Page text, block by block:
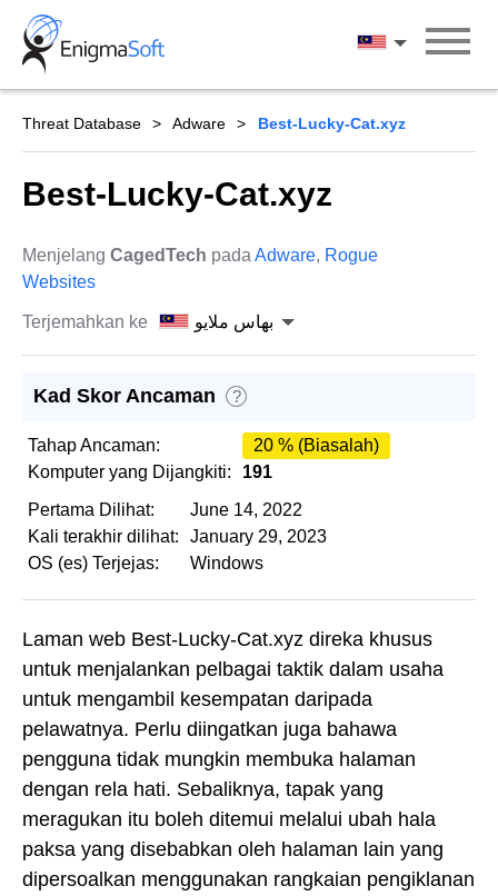
Skip
content
بهاس ملايو
Threat Database Adware Best-Lucky-Cat.xyz
Best-Lucky-Cat.xyz
Menjelang CagedTech pada Adware, Rogue
Websites
Terjemahkan ke بهاس ملايو
Kad Skor Ancaman ?
Tahap Ancaman:
20 % (Biasalah)
Komputer yang Dijangkiti:
191
Pertama Dilihat:
June 14, 2022
Kali terakhir dilihat:
January 29, 2023
OS (es) Terjejas:
Windows
Laman web Best-Lucky-Cat.xyz direka khusus
untuk menjalankan pelbagai taktik dalam usaha
untuk mengambil kesempatan daripada
pelawatnya. Perlu diingatkan juga bahawa
pengguna tidak mungkin membuka halaman
dengan rela hati. Sebaliknya, tapak yang
meragukan itu boleh ditemui melalui ubah hala
paksa yang disebabkan oleh halaman lain yang
dipersoalkan menggunakan rangkaian pengiklanan